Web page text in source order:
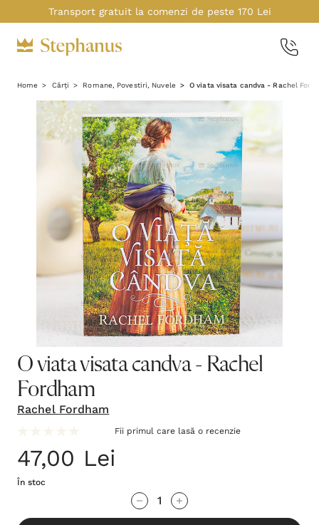
Transport gratuit la comenzi de peste 170 Lei
Home Cărți Romane, Povestiri, Nuvele O viata visata candva - Rachel
O viata visata candva - Rachel
Fordham
Rachel Fordham
Fii primul care lasă o recenzie
47,00 Lei
În stoc
te!